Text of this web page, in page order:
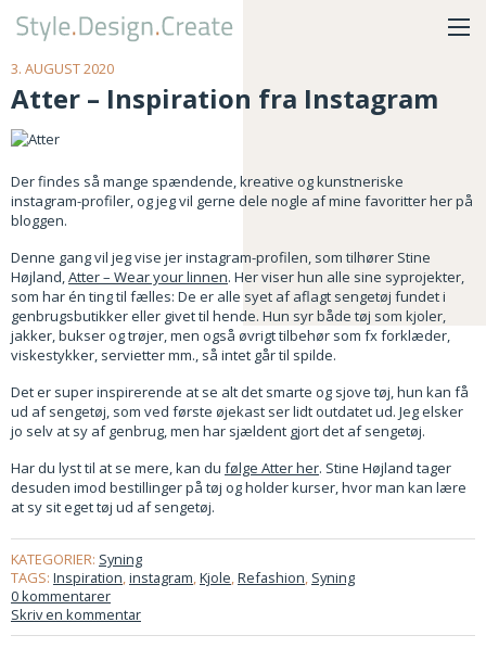
3. AUGUST 2020
Atter – Inspiration fra Instagram
Der findes så mange spændende, kreative og kunstneriske
instagram-profiler, og jeg vil gerne dele nogle af mine favoritter her på
bloggen.
Denne gang vil jeg vise jer instagram-profilen, som tilhører Stine
Højland,Atter – Wear your linnen. Her viser hun alle sine syprojekter,
som har én ting til fælles: De er alle syet af aflagt sengetøj fundet i
genbrugsbutikker eller givet til hende. Hun syr både tøj som kjoler,
jakker, bukser og trøjer, men også øvrigt tilbehør som fx forklæder,
viskestykker, servietter mm., så intet går til spilde.
Det er super inspirerende at se alt det smarte og sjove tøj, hun kan få
ud af sengetøj, som ved første øjekast ser lidt outdatet ud. Jeg elsker
jo selv at sy af genbrug, men har sjældent gjort det af sengetøj.
Har du lyst til at se mere, kan du følge Atter her. Stine Højland tager
desuden imod bestillinger på tøj og holder kurser, hvor man kan lære
at sy sit eget tøj ud af sengetøj.
KATEGORIER: Syning
TAGS: Inspiration,instagram,Kjole,Refashion, Syning
0 kommentarer
Skriv en kommentar